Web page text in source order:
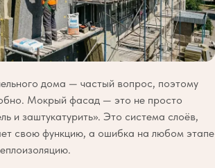
дома — частый вопрос, поэтому
Мокрый фасад — это не просто
и заштукатурить». Это система слоёв,
свою функцию, а ошибка на любом этапе